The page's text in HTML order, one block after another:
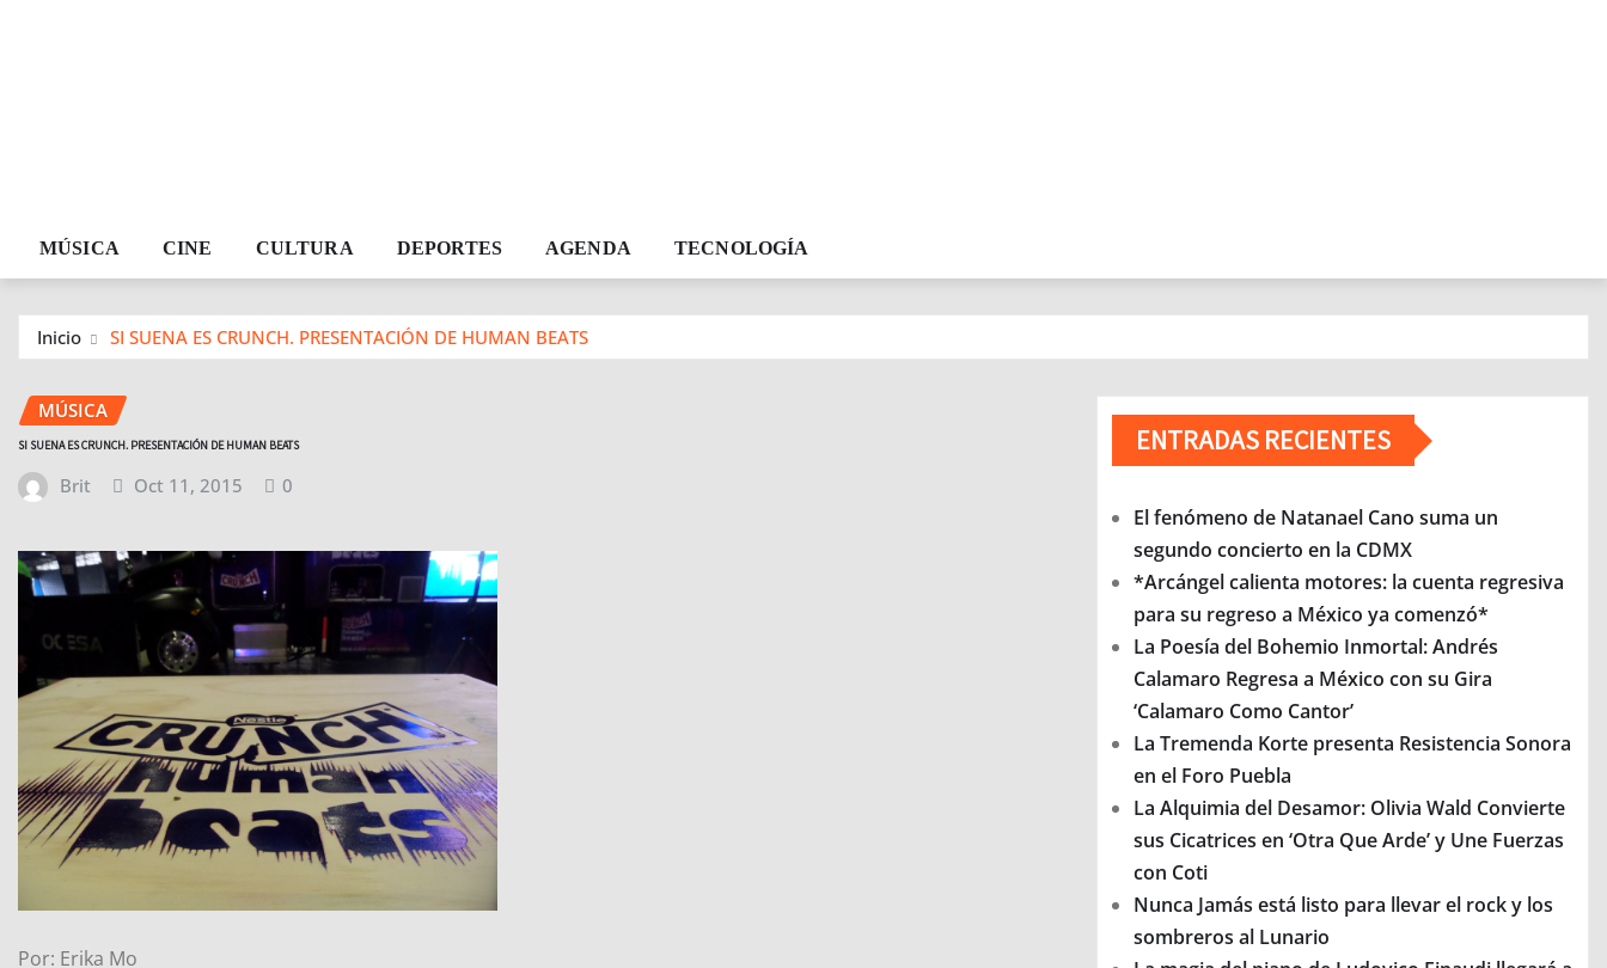
MÚSICA CINE CULTURA DEPORTES AGENDA TECNOLOGÍA
Inicio SI SUENA ES CRUNCH. PRESENTACIÓN DE HUMAN BEATS
MÚSICA
SI SUENA ES CRUNCH. PRESENTACIÓN DE HUMAN BEATS
Brit Oct 11, 2015 0
Por: Erika Mo
ENTRADAS RECIENTES
El fenómeno de Natanael Cano suma un
segundo concierto en la CDMX
*Arcángel calienta motores: la cuenta regresiva
para su regreso a México ya comenzó*
La Poesía del Bohemio Inmortal: Andrés
Calamaro Regresa a México con su Gira
‘Calamaro Como Cantor’
La Tremenda Korte presenta Resistencia Sonora
en el Foro Puebla
La Alquimia del Desamor: Olivia Wald Convierte
sus Cicatrices en ‘Otra Que Arde’ y Une Fuerzas
con Coti
Nunca Jamás está listo para llevar el rock y los
sombreros al Lunario